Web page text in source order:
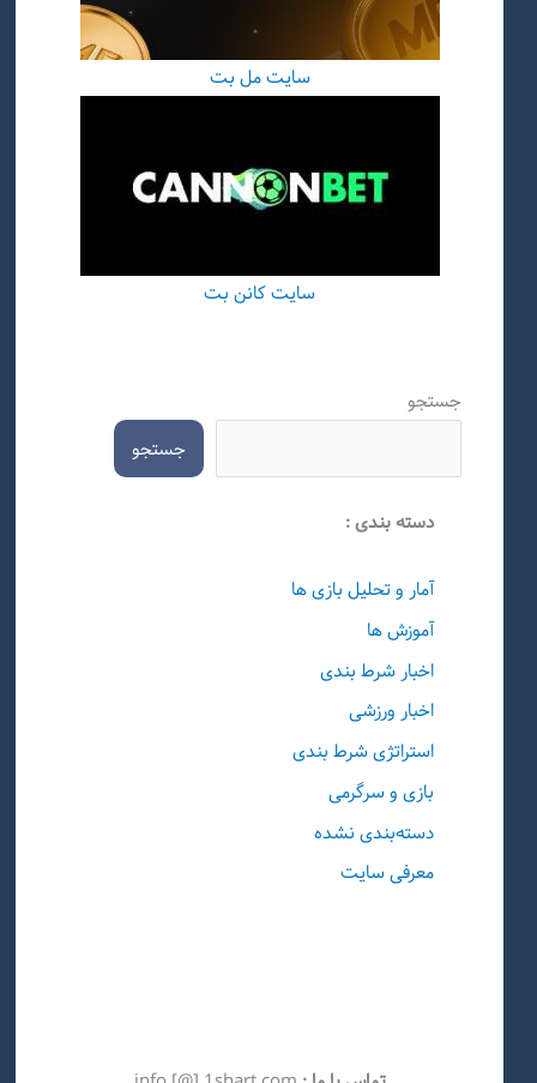
سایت مل بت
سایت کانن بت
جستجو
جستجو
دسته بندی :
آمار و تحلیل بازی ها
آموزش ها
اخبار شرط بندی
اخبار ورزشی
استراتژی شرط بندی
بازی و سرگرمی
دسته‌بندی نشده
معرفی سایت